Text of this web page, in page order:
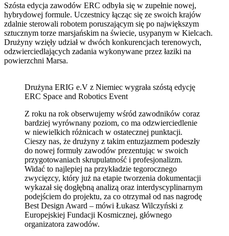
Szósta edycja zawodów ERC odbyła się w zupełnie nowej,
hybrydowej formule. Uczestnicy łącząc się ze swoich krajów
zdalnie sterowali robotem poruszającym się po największym
sztucznym torze marsjańskim na świecie, usypanym w Kielcach.
Drużyny wzięły udział w dwóch konkurencjach terenowych,
odzwierciedlających zadania wykonywane przez łaziki na
powierzchni Marsa.
Drużyna ERIG e.V z Niemiec wygrała szóstą edycję
ERC Space and Robotics Event
Z roku na rok obserwujemy wśród zawodników coraz
bardziej wyrównany poziom, co ma odzwierciedlenie
w niewielkich różnicach w ostatecznej punktacji.
Cieszy nas, że drużyny z takim entuzjazmem podeszły
do nowej formuły zawodów prezentując w swoich
przygotowaniach skrupulatność i profesjonalizm.
Widać to najlepiej na przykładzie tegorocznego
zwycięzcy, który już na etapie tworzenia dokumentacji
wykazał się dogłębną analizą oraz interdyscyplinarnym
podejściem do projektu, za co otrzymał od nas nagrodę
Best Design Award – mówi Łukasz Wilczyński z
Europejskiej Fundacji Kosmicznej, głównego
organizatora zawodów.